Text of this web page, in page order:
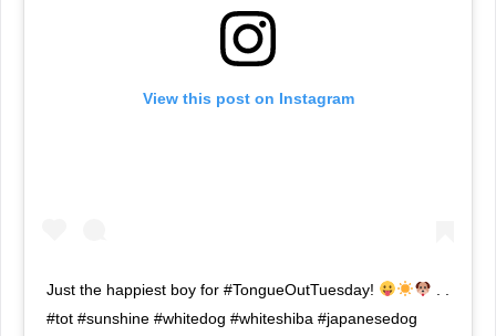
View this post on Instagram
Just the happiest boy for #TongueOutTuesday!
#tot #sunshine #whitedog #whiteshiba #japanesedog